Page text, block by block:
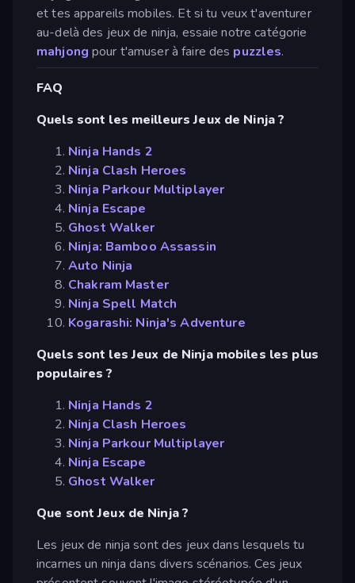
et tes appareils mobiles. Et si tu veux t'aventurer
au-delà des jeux de ninja, essaie notre catégorie
mahjong pour t'amuser à faire des puzzles.
FAQ
Quels sont les meilleurs Jeux de Ninja ?
Ninja Hands 2
Ninja Clash Heroes
Ninja Parkour Multiplayer
Ninja Escape
Ghost Walker
Ninja: Bamboo Assassin
Auto Ninja
Chakram Master
Ninja Spell Match
Kogarashi: Ninja's Adventure
Quels sont les Jeux de Ninja mobiles les plus
populaires ?
Ninja Hands 2
Ninja Clash Heroes
Ninja Parkour Multiplayer
Ninja Escape
Ghost Walker
Que sont Jeux de Ninja ?
Les jeux de ninja sont des jeux dans lesquels tu
incarnes un ninja dans divers scénarios. Ces jeux